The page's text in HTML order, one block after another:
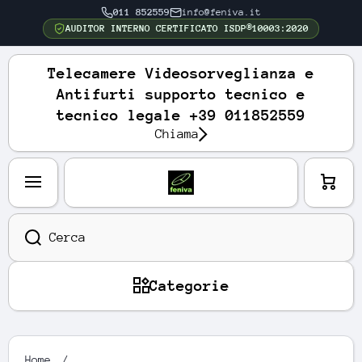
VAI DIRETTAMENTE AI CONTENUTI
011 852559
info@feniva.it
AUDITOR INTERNO CERTIFICATO ISDP®10003:2020
Telecamere Videosorveglianza e
Antifurti supporto tecnico e
tecnico legale +39 011852559
Chiama
Cerca
Carre
llo
Categorie